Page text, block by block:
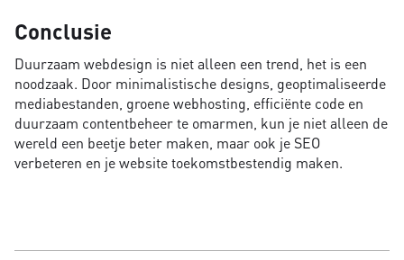
Conclusie
Duurzaam webdesign is niet alleen een trend, het is een
noodzaak. Door minimalistische designs, geoptimaliseerde
mediabestanden, groene webhosting, efficiënte code en
duurzaam contentbeheer te omarmen, kun je niet alleen de
wereld een beetje beter maken, maar ook je SEO
verbeteren en je website toekomstbestendig maken.